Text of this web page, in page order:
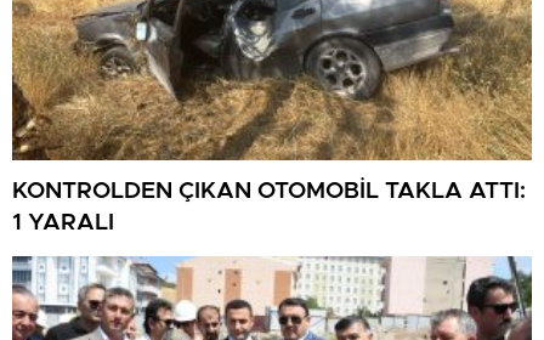
KONTROLDEN ÇIKAN OTOMOBİL TAKLA ATTI:
1 YARALI